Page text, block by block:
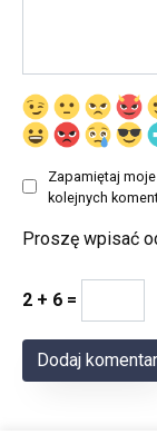
Zapamiętaj
kolejnych
Proszę wpisać
2 + 6 =